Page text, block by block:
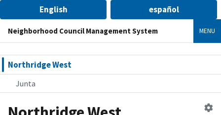
English español
Neighborhood Council Management System MENU
Northridge West
Junta